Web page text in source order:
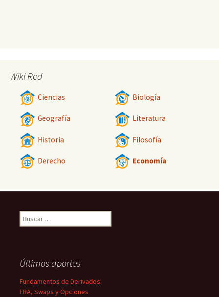
Wiki Red
Ciencias Biología
Geografía Literatura
Historia Filosofía
Derecho Economía
Buscar:
Últimos aportes
Fundamentos de Derivados:
FRA, Swaps y Opciones